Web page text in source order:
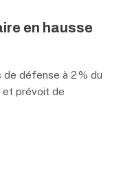
en hausse
de défense à 2 % du
et prévoit de